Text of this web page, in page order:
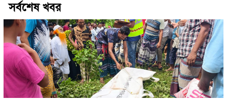
সর্বশেষ খবর